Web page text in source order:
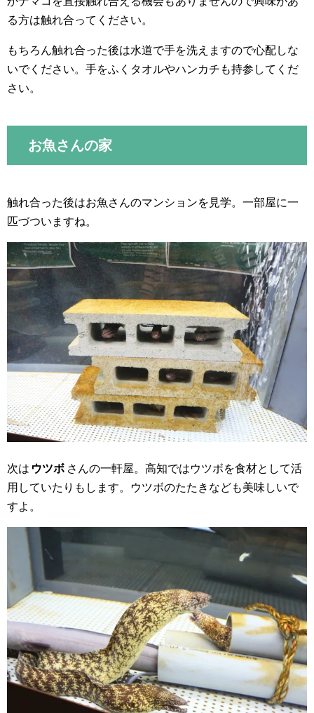
る方は触れ合ってください。
もちろん触れ合った後は水道で手を洗えますので心配しな
いでください。手をふくタオルやハンカチも持参してくだ
さい。
お魚さんの家
触れ合った後はお魚さんのマンションを見学。一部屋に一
匹づついますね。
次は ウツボ さんの一軒屋。高知ではウツボを食材として活
用していたりもします。ウツボのたたきなども美味しいで
すよ。